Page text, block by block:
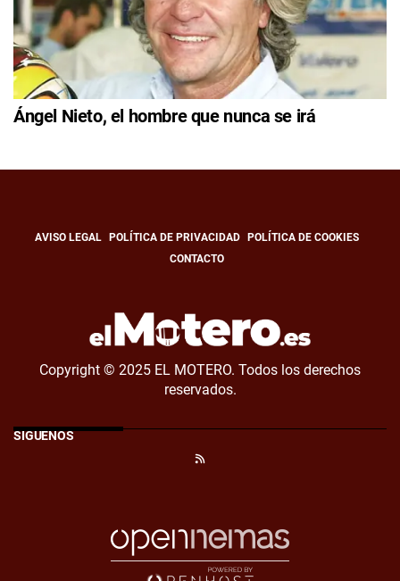
Ángel Nieto, el hombre que nunca se irá
AVISO LEGAL POLÍTICA DE PRIVACIDAD
POLÍTICA DE COOKIES
CONTACTO
Copyright © 2025 EL MOTERO. Todos los derechos
reservados.
SÍGUENOS